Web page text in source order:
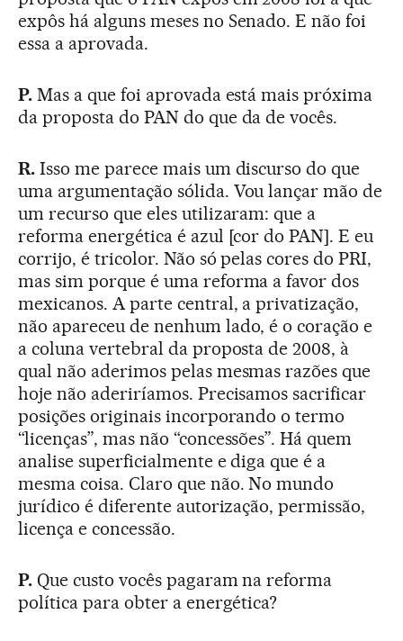
expôs há alguns meses no Senado. E não foi
essa a aprovada.
P.Mas a que foi aprovada está mais próxima
da proposta do PAN do que da de vocês.
R.Isso me parece mais um discurso do que
uma argumentação sólida. Vou lançar mão de
um recurso que eles utilizaram: que a
reforma energética é azul [cor do PAN]. E eu
corrijo, é tricolor. Não só pelas cores do PRI,
mas sim porque é uma reforma a favor dos
mexicanos. A parte central, a privatização,
não apareceu de nenhum lado, é o coração e
a coluna vertebral da proposta de 2008, à
qual não aderimos pelas mesmas razões que
hoje não aderiríamos. Precisamos sacrificar
posições originais incorporando o termo
“licenças”, mas não “concessões”. Há quem
analise superficialmente e diga que é a
mesma coisa. Claro que não. No mundo
jurídico é diferente autorização, permissão,
licença e concessão.
P. Que custo vocês pagaram na reforma
política para obter a energética?